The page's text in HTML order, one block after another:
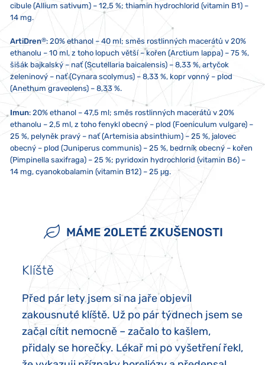
cibule (Allium sativum) – 12,5 %; thiamin hydrochlorid (vitamin B1) –
14 mg.
ArtiDren®: 20% ethanol – 40 ml; směs rostlinných macerátů v 20%
ethanolu – 10 ml, z toho lopuch větší – kořen (Arctium lappa) – 75 %,
šišák bajkalský – nať (Scutellaria baicalensis) – 8,33 %, artyčok
zeleninový – nať (Cynara scolymus) – 8,33 %, kopr vonný – plod
(Anethum graveolens) – 8,33 %.
Imun: 20% ethanol – 47,5 ml; směs rostlinných macerátů v 20%
ethanolu – 2,5 ml, z toho fenykl obecný – plod (Foeniculum vulgare) –
25 %, pelyněk pravý – nať (Artemisia absinthium) – 25 %, jalovec
obecný – plod (Juniperus communis) – 25 %, bedrník obecný – kořen
(Pimpinella saxifraga) – 25 %; pyridoxin hydrochlorid (vitamin B6) –
14 mg, cyanokobalamin (vitamin B12) – 25 μg.
2x denně 10 kapek, není-li doporučeno jinak. Pokud berete více
přípravků Joalis zároveň, doporučujeme aplikaci s odstupem alespoň
jedné minuty. Nepřekračujte doporučené denní dávkování.
Nepoužívejte kovovou lžičku!
Skladujte při teplotě od 5 do 25 °C. Nevystavujte přímému
slunečnímu záření ani silnému elektromagnetickému poli (tj. ne
méně než pět centimetrů od mikrovlnné trouby, lednice, televize
nebo mobilního telefonu). Obsah přípravku nesmí přijít do styku s
kovem nebo aromatickými potravinami.
Přípravek není vhodný pro děti, těhotné a kojící ženy. Doplněk stravy
neslouží jako náhrada pestré stravy a nenahrazuje léky předepsané
lékařem. Ukládejte mimo dosah dětí. Případný sediment není na
závadu. V případě alergie na jakoukoliv složku přípravek neužívejte!
MÁME 20LETÉ ZKUŠENOSTI
Klíště
Před pár lety jsem si na jaře objevil
zakousnuté klíště. Už po pár týdnech jsem se
začal cítit nemocně – začalo to kašlem,
přidaly se horečky. Lékař mi po vyšetření řekl,